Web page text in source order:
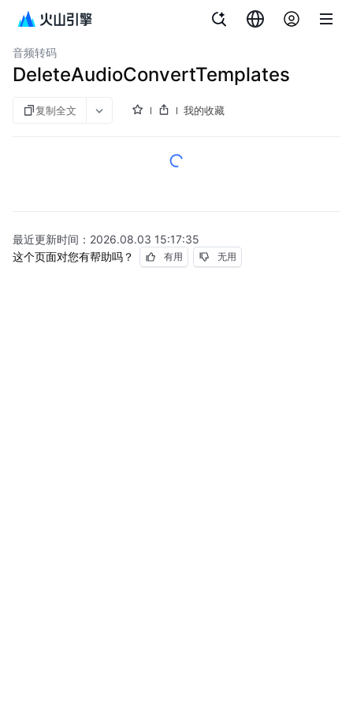
对象存储
音频转码
DeleteAudioConvertTemplates
复制全文 我的收藏
最近更新时间： 2026.08.03 15:17:35
这个页面对您有帮助吗？
有用 无用